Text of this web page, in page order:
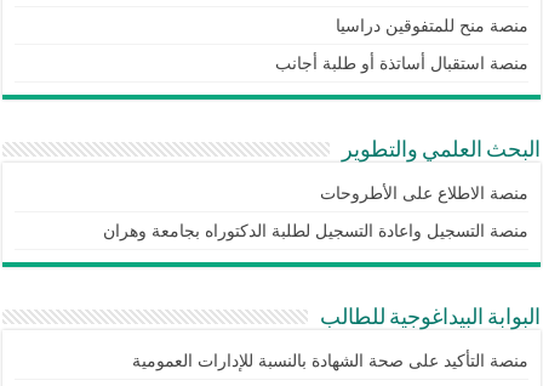
منصة منح للمتفوقين دراسيا
منصة استقبال أساتذة أو طلبة أجانب
البحث العلمي والتطوير
منصة الاطلاع على الأطروحات
منصة التسجيل واعادة التسجيل لطلبة الدكتوراه بجامعة وهران
البوابة البيداغوجية للطالب
منصة التأكيد على صحة الشهادة بالنسبة للإدارات العمومية